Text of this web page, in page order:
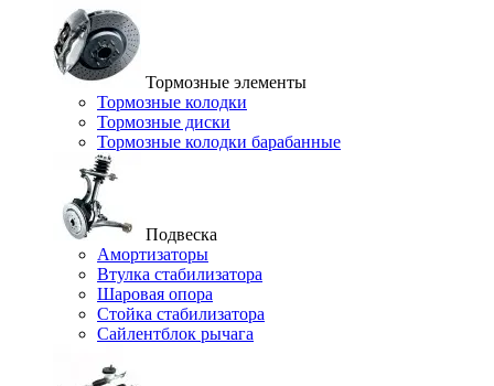
Тормозные элементы
Тормозные колодки
Тормозные диски
Тормозные колодки барабанные
Подвеска
Амортизаторы
Втулка стабилизатора
Шаровая опора
Стойка стабилизатора
Сайлентблок рычага